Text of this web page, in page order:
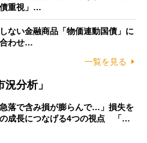
重視」…
ない金融商品「物価連動国債」に
わせ…
一覧を見る
分析」
急落で含み損が膨らんで…」損失を
成長につなげる4つの視点 「…